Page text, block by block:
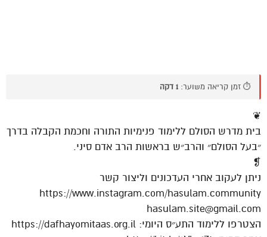
⏱️ זמן קריאה משוער: 1 דקה
❦
בית מדרש הסולם ללימוד פנימיות התורה וחכמת הקבלה בדרך
״בעל הסולם״ והרב״ש בראשות הרב אדם סיני.
❡
ניתן לעקוב אחרי העדכונים וליצור קשר
https://www.instagram.com/hasulam.community
hasulam.site@gmail.com
הצטרפו ללימוד התע״ס היומי: https://dafhayomitaas.org.il